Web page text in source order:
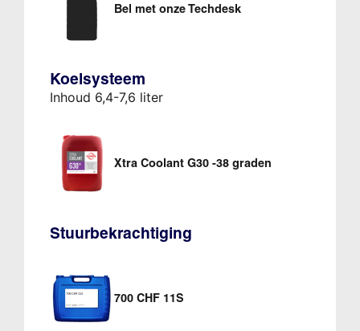
Bel met onze Techdesk
Koelsysteem
Inhoud 6,4-7,6 liter
Xtra Coolant G30 -38 graden
Stuurbekrachtiging
700 CHF 11S